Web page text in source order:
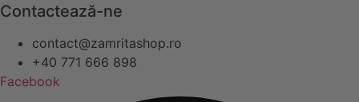
Contactează-ne
contact@zamritashop.ro
+40 771 666 898
Facebook